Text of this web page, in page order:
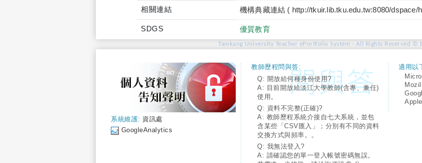
相關連結 機構典藏連結 ( http://tkuir.lib.tku.edu.tw:8080/dspace/
SDGS 優質教育
Tamkang University Teacher ePortfolio System - All Rights Reserved ©
系統維護: 資訊處
GoogleAnalytics
教師歷程問與答:
Q: 開放給何種身份使用?
A: 目前開放給淡江大學教師(含專、兼任)
使用。
Q: 資料不完整(正確)?
A: 教師歷程系統介接自七大系統，並包
含某些「CSV匯入」；分別有不同的資料
交換方式與頻率。。
Q: 我無法登入?
A: 請確認您的單一登入帳號密碼無誤。
適用以